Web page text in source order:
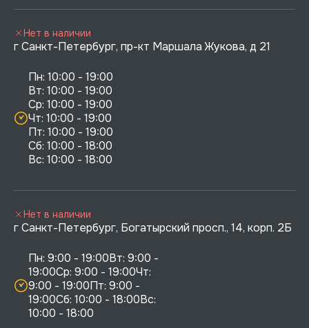
г Санкт-Петербург, пр-кт Маршала Жукова, д 21
Пн: 10:00 - 19:00
Вт: 10:00 - 19:00
Ср: 10:00 - 19:00
Чт: 10:00 - 19:00
Пт: 10:00 - 19:00
Сб: 10:00 - 18:00
Нет в наличии
г Санкт-Петербург, Богатырский просп., 14, корп. 2Б
Пн: 9:00 - 19:00Вт: 9:00 -
19:00Ср: 9:00 - 19:00Чт:
9:00 - 19:00Пт: 9:00 -
19:00Сб: 10:00 - 18:00Вс:
10:00 - 18:00
Нет в наличии